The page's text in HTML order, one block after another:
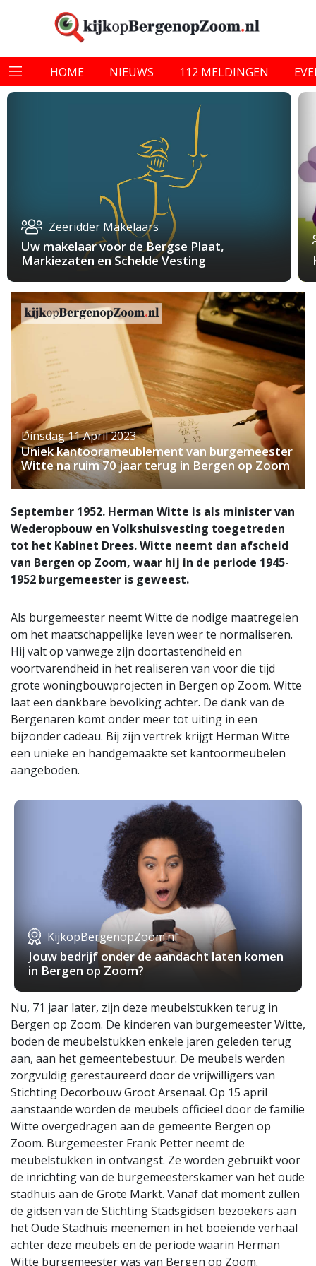
HOME NIEUWS 112 MELDINGEN
Zeeridder Makelaars
Uw makelaar voor de Bergse Plaat,
Markiezaten en Schelde Vesting
Dinsdag 11 April 2023
Uniek kantoorameublement van burgemeester
Witte na ruim 70 jaar terug in Bergen op Zoom
September 1952. Herman Witte is als minister van
Wederopbouw en Volkshuisvesting toegetreden
tot het Kabinet Drees. Witte neemt dan afscheid
van Bergen op Zoom, waar hij in de periode 1945-
1952 burgemeester is geweest.
Als burgemeester neemt Witte de nodige maatregelen
om het maatschappelijke leven weer te normaliseren.
Hij valt op vanwege zijn doortastendheid en
voortvarendheid in het realiseren van voor die tijd
grote woningbouwprojecten in Bergen op Zoom. Witte
laat een dankbare bevolking achter. De dank van de
Bergenaren komt onder meer tot uiting in een
bijzonder cadeau. Bij zijn vertrek krijgt Herman Witte
een unieke en handgemaakte set kantoormeubelen
aangeboden.
KijkopBergenopZoom.nl
Jouw bedrijf onder de aandacht laten komen
in Bergen op Zoom?
Nu, 71 jaar later, zijn deze meubelstukken terug in
Bergen op Zoom. De kinderen van burgemeester Witte,
boden de meubelstukken enkele jaren geleden terug
aan, aan het gemeentebestuur. De meubels werden
zorgvuldig gerestaureerd door de vrijwilligers van
Stichting Decorbouw Groot Arsenaal. Op 15 april
aanstaande worden de meubels officieel door de familie
Witte overgedragen aan de gemeente Bergen op
Zoom. Burgemeester Frank Petter neemt de
meubelstukken in ontvangst. Ze worden gebruikt voor
de inrichting van de burgemeesterskamer van het oude
stadhuis aan de Grote Markt. Vanaf dat moment zullen
de gidsen van de Stichting Stadsgidsen bezoekers aan
het Oude Stadhuis meenemen in het boeiende verhaal
achter deze meubels en de periode waarin Herman
Witte burgemeester was van Bergen op Zoom.